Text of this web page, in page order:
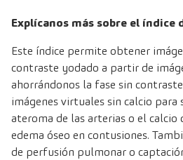
Explícanos más sobre el índice
Este índice permite obtener
contraste yodado a partir de
ahorrándonos la fase sin
imágenes virtuales sin calcio para
ateroma de las arterias o el calcio
edema óseo en contusiones.
de perfusión pulmonar o